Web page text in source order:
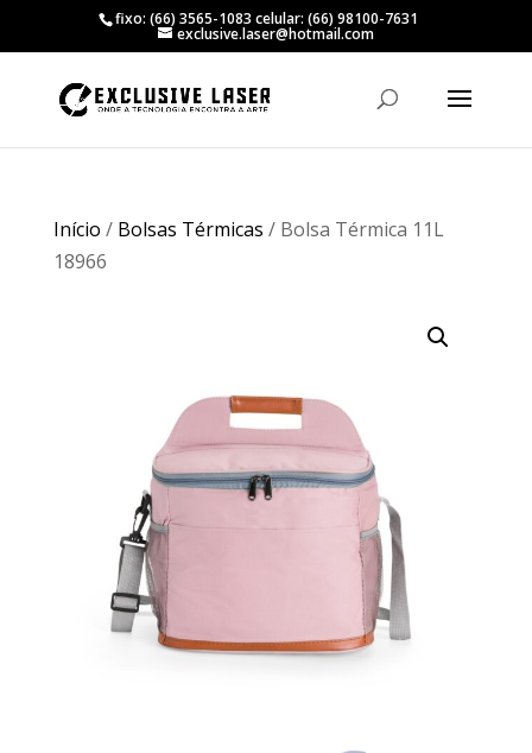
fixo: (66) 3565-1083 celular: (66) 98100-7631
exclusive.laser@hotmail.com
Início / Bolsas Térmicas / Bolsa Térmica 11L
18966